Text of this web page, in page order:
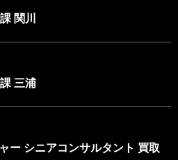
関川
三浦
ー シニアコンサルタント 買取